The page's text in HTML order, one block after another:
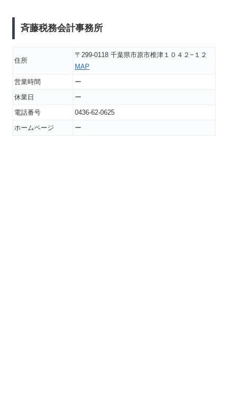
斉藤税務会計事務所
住所
〒299-0118 千葉県市原市椎津１０４２−１２
MAP
営業時間
ー
休業日
ー
電話番号
0436-62-0625
ホームページ
ー